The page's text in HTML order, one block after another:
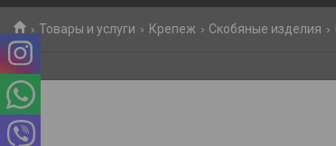
Товары и услуги Крепеж Скобяные изделия